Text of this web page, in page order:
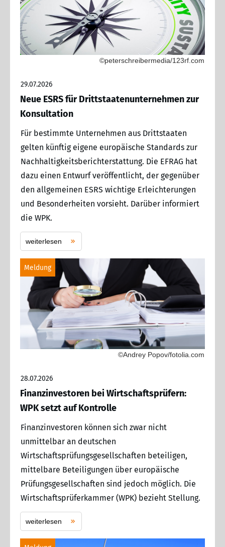
©peterschreibermedia/123rf.com
29.07.2026
Neue ESRS für Drittstaatenunternehmen zur
Konsultation
Für bestimmte Unternehmen aus Drittstaaten
gelten künftig eigene europäische Standards zur
Nachhaltigkeitsberichterstattung. Die EFRAG hat
dazu einen Entwurf veröffentlicht, der gegenüber
den allgemeinen ESRS wichtige Erleichterungen
und Besonderheiten vorsieht. Darüber informiert
die WPK.
weiterlesen
Meldung
©Andrey Popov/fotolia.com
28.07.2026
Finanzinvestoren bei Wirtschaftsprüfern:
WPK setzt auf Kontrolle
Finanzinvestoren können sich zwar nicht
unmittelbar an deutschen
Wirtschaftsprüfungsgesellschaften beteiligen,
mittelbare Beteiligungen über europäische
Prüfungsgesellschaften sind jedoch möglich. Die
Wirtschaftsprüferkammer (WPK) bezieht Stellung.
weiterlesen